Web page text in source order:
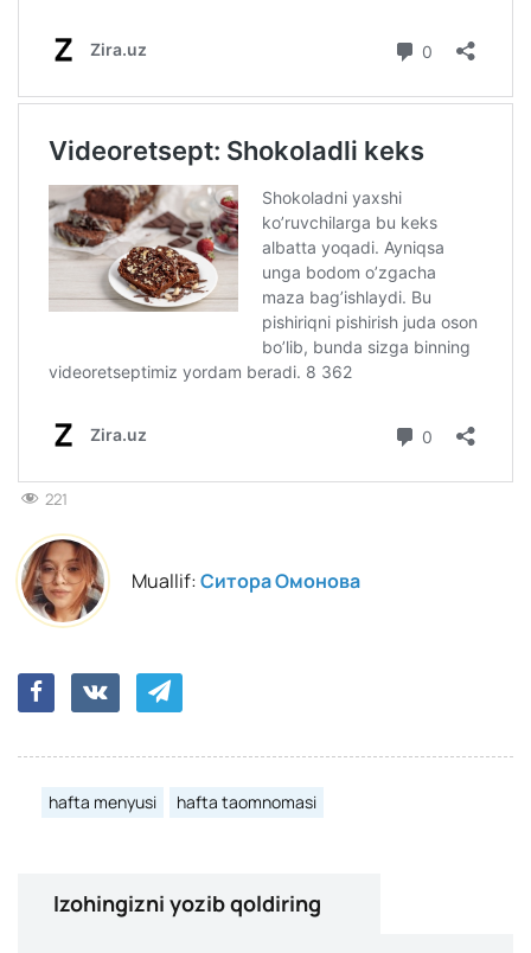
221
Muallif:Ситора Омонова
hafta menyusi hafta taomnomasi
Izohingizni yozib qoldiring